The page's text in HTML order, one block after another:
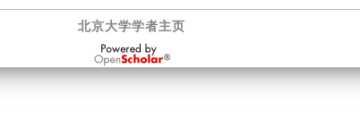
北京大学学者主页
OpenScholar